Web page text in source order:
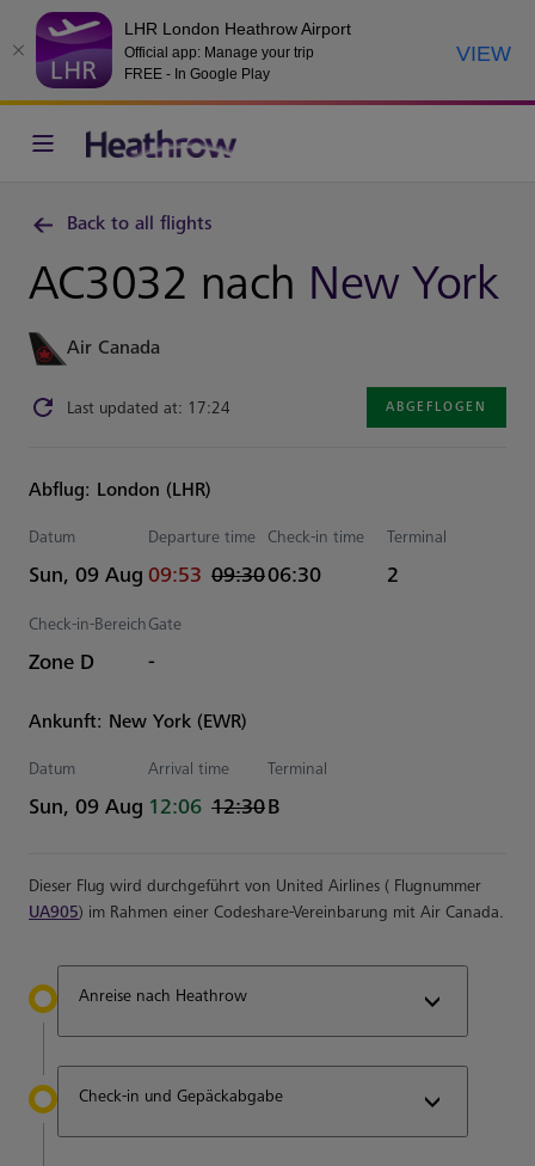
LHR London Heathrow Airport
Official app: Manage your trip
FREE - In Google Play
VIEW
Back to all flights
AC3032 nach New York
Air Canada
Last updated at: 17:24 ABGEFLOGEN
Abflug: London (LHR)
Datum
Sun, 09 Aug
Departure time
actual Uhrzeiten
09:53
Estimated Uhrzeiten
09:30
Check-in time
06:30
Terminal
2
Check-in-Bereich
Zone D
Gate
-
Ankunft: New York (EWR)
Datum
Sun, 09 Aug
Arrival time
actual Uhrzeiten
12:06
Estimated Uhrzeiten
12:30
Terminal
B
Dieser Flug wird durchgeführt von United Airlines ( Flugnummer
UA905) im Rahmen einer Codeshare-Vereinbarung mit Air Canada.
Anreise nach Heathrow
Check-in und Gepäckabgabe